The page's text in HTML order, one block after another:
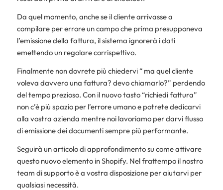
Da quel momento, anche se il cliente arrivasse a
compilare per errore un campo che prima presupponeva
l’emissione della fattura, il sistema ignorerà i dati
emettendo un regolare corrispettivo.
Finalmente non dovrete più chiedervi “ ma quel cliente
voleva davvero una fattura? devo chiamarlo?” perdendo
del tempo prezioso. Con il nuovo tasto “richiedi fattura”
non c’è più spazio per l’errore umano e potrete dedicarvi
alla vostra azienda mentre noi lavoriamo per darvi flusso
di emissione dei documenti sempre più performante.
Seguirà un articolo di approfondimento su come attivare
questo nuovo elemento in Shopify. Nel frattempo il nostro
team di supporto è a vostra disposizione per aiutarvi per
qualsiasi necessità.